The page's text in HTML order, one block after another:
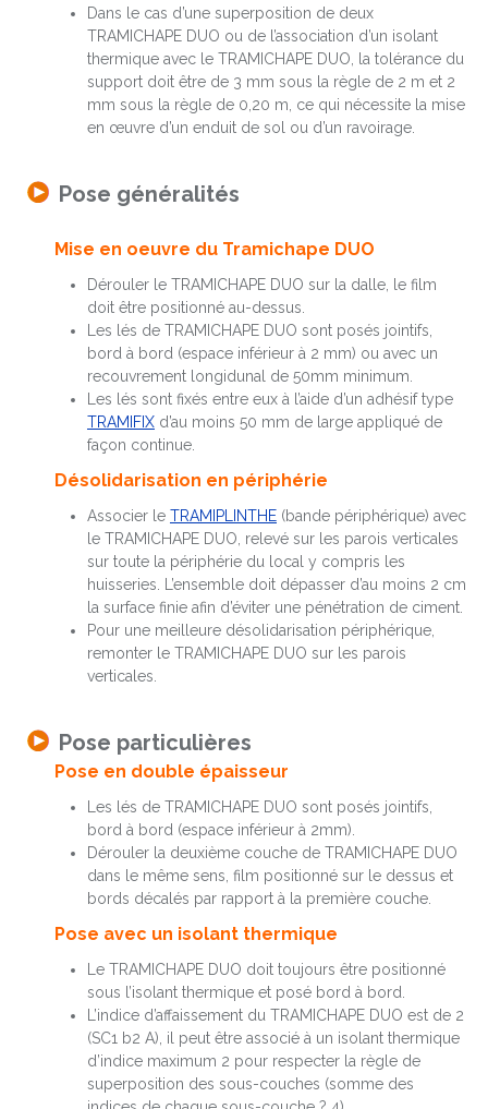
Dans le cas d’une superposition de deux
TRAMICHAPE DUO ou de l’association d’un isolant
thermique avec le TRAMICHAPE DUO, la tolérance du
support doit être de 3 mm sous la règle de 2 m et 2
mm sous la règle de 0,20 m, ce qui nécessite la mise
en œuvre d’un enduit de sol ou d’un ravoirage.
Pose généralités
Mise en oeuvre du Tramichape DUO
Dérouler le TRAMICHAPE DUO sur la dalle, le film
doit être positionné au-dessus.
Les lés de TRAMICHAPE DUO sont posés jointifs,
bord à bord (espace inférieur à 2 mm) ou avec un
recouvrement longidunal de 50mm minimum.
Les lés sont fixés entre eux à l’aide d’un adhésif type
TRAMIFIX d’au moins 50 mm de large appliqué de
façon continue.
Désolidarisation en périphérie
Associer le TRAMIPLINTHE (bande périphérique) avec
le TRAMICHAPE DUO, relevé sur les parois verticales
sur toute la périphérie du local y compris les
huisseries. L’ensemble doit dépasser d’au moins 2 cm
la surface finie afin d’éviter une pénétration de ciment.
Pour une meilleure désolidarisation périphérique,
remonter le TRAMICHAPE DUO sur les parois
verticales.
Pose particulières
Pose en double épaisseur
Les lés de TRAMICHAPE DUO sont posés jointifs,
bord à bord (espace inférieur à 2mm).
Dérouler la deuxième couche de TRAMICHAPE DUO
dans le même sens, film positionné sur le dessus et
bords décalés par rapport à la première couche.
Pose avec un isolant thermique
Le TRAMICHAPE DUO doit toujours être positionné
sous l’isolant thermique et posé bord à bord.
L’indice d’affaissement du TRAMICHAPE DUO est de 2
(SC1 b2 A), il peut être associé à un isolant thermique
d’indice maximum 2 pour respecter la règle de
superposition des sous-couches (somme des